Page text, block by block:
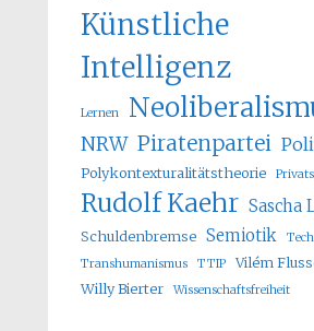
Künstliche
Intelligenz
Lernen
NRW Piratenpartei
Polykontexturalitätstheorie
Rudolf Kaehr Sascha
Schuldenbremse Semiotik
Transhumanismus
TTIP
Vilém
Willy Bierter
Wissenschaftsfreiheit